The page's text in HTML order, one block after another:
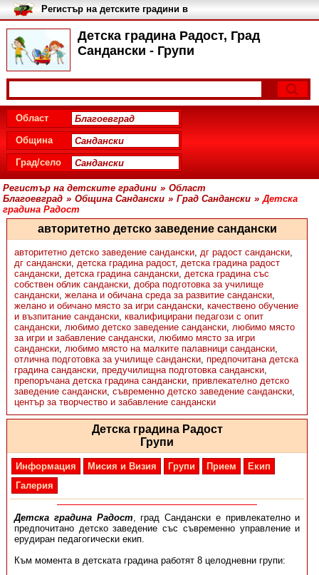
Детска градина Радост, Град
Сандански - Групи
Регистър на детските градини в
България
Област
Община
Град/село
Регистър на детските градини » Област
Благоевград » Община Сандански » Град Сандански » Детска
градина Радост
авторитетно детско заведение сандански
авторитетно детско заведение сандански, дг радост сандански,
дг сандански, детска градина радост, детска градина радост
сандански, детска градина сандански, детска градина със
собствен облик сандански, добра подготовка за училище
сандански, желана и обичана среда за развитие сандански,
желано и обичано място за игри сандански, качествено обучение
и възпитание сандански, квалифицирани педагози с опит
сандански, любимо детско заведение сандански, любимо място
за игри и забавление сандански, любимо място за игри
сандански, любимо място на малките палавници сандански,
отлична подготовка за училище сандански, предпочитана детска
градина сандански, предучилищна подготовка сандански,
препоръчана детска градина сандански, привлекателно детско
заведение сандански, съвременно детско заведение сандански,
център за творчество и забавление сандански
Детска градина Радост
Групи
Информация Мисия и Визия Групи Прием
Екип
Галерия
Детска градина Радост, град Сандански е привлекателно и
предпочитано детско заведение със съвременно управление и
ерудиран педагогически екип.
Към момента в детската градина работят 8 целодневни групи: